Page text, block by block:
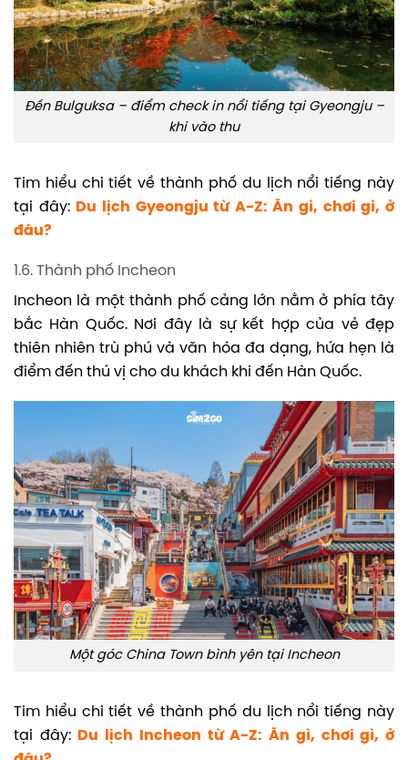
Đền Bulguksa – điểm check in nổi tiếng tại Gyeongju –
khi vào thu
Tim hiểu chi tiết về thành phố du lịch nổi tiếng này
tại đây: Du lịch Gyeongju từ A-Z: Ăn gì, chơi gì, ở
đâu?
1.6. Thành phố Incheon
Incheon là một thành phố cảng lớn nằm ở phía tây
bắc Hàn Quốc. Nơi đây là sự kết hợp của vẻ đẹp
thiên nhiên trù phú và văn hóa đa dạng, hứa hẹn là
điểm đến thú vị cho du khách khi đến Hàn Quốc.
Một góc China Town bình yên tại Incheon
Tim hiểu chi tiết về thành phố du lịch nổi tiếng này
tại đây: Du lịch Incheon từ A-Z: Ăn gì, chơi gì, ở